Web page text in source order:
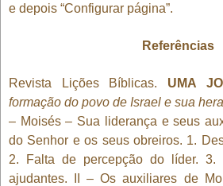
e depois “Configurar página”.
Referências
Revista Lições Bíblicas. UMA
formação do povo de Israel e sua
– Moisés – Sua liderança e seus
do Senhor e os seus obreiros. 1.
2. Falta de percepção do líder. 3.
ajudantes. II – Os auxiliares de